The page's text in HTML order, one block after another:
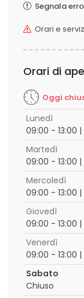
Segnala
Orari e
Orari di
Oggi
Lunedì
09:00 - 13:00 |
Martedì
09:00 - 13:00 |
Mercoledì
09:00 - 13:00 |
Giovedì
09:00 - 13:00 |
Venerdì
09:00 - 13:00 |
Sabato
Chiuso